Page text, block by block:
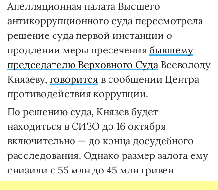
Апелляционная палата Высшего
антикоррупционного суда пересмотрела
решение суда первой инстанции о
продлении меры пресечения бывшему
председателю Верховного Суда Всеволоду
Князеву, говорится в сообщении Центра
противодействия коррупции.
По решению суда, Князев будет
находиться в СИЗО до 16 октября
включительно — до конца досудебного
расследования. Однако размер залога ему
снизили с 55 млн до 45 млн гривен.